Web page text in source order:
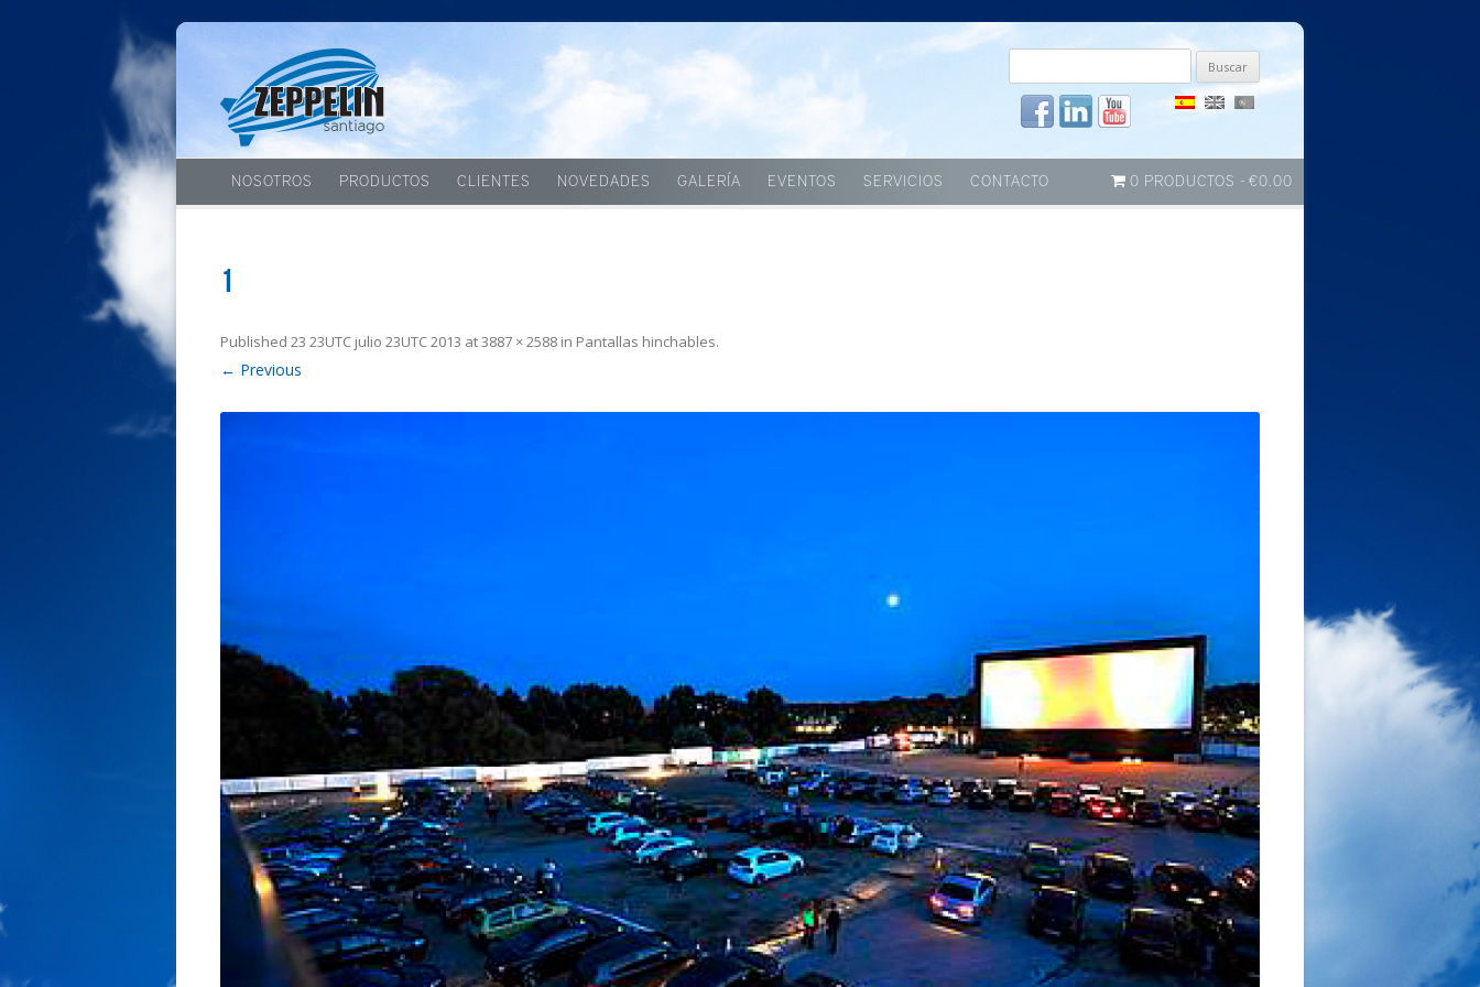
Buscar
Skip to content
NOSOTROS PRODUCTOS CLIENTES NOVEDADES GALERÍA EVENTOS SERVICIOS CONTACTO 0 PRODUCTOS €0.00
1
Published 23 23UTC julio 23UTC 2013 at3887 × 2588 in Pantallas hinchables.
← Previous